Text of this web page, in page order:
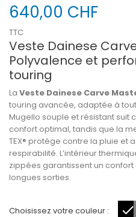
640,00 CHF
TTC
Veste Dainese
Polyvalence et
touring
La Veste Dainese Carve
touring avancée, adaptée à
Mugello souple et résistant suit
confort optimal, tandis que la
TEX® protège contre la pluie et
respirabilité. L’intérieur
zippées garantissent un
longues sorties.
Choisissez votre couleur :